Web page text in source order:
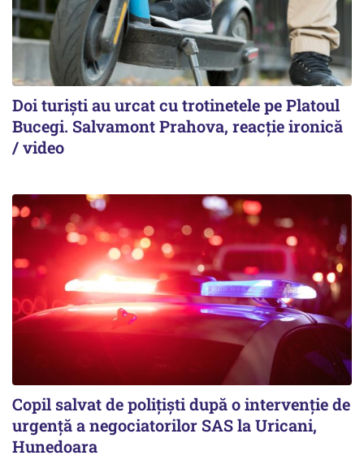
Doi turiști au urcat cu trotinetele pe Platoul
Bucegi. Salvamont Prahova, reacție ironică
/ video
Copil salvat de polițiști după o intervenție de
urgență a negociatorilor SAS la Uricani,
Hunedoara